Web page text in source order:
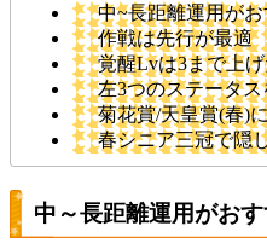
中~長距離運用が
作戦は先行が最適
覚醒Lvは3まで上
左3つのステータス
菊花賞/天皇賞(春)
春シニア三冠で隠
中～長距離運用がお